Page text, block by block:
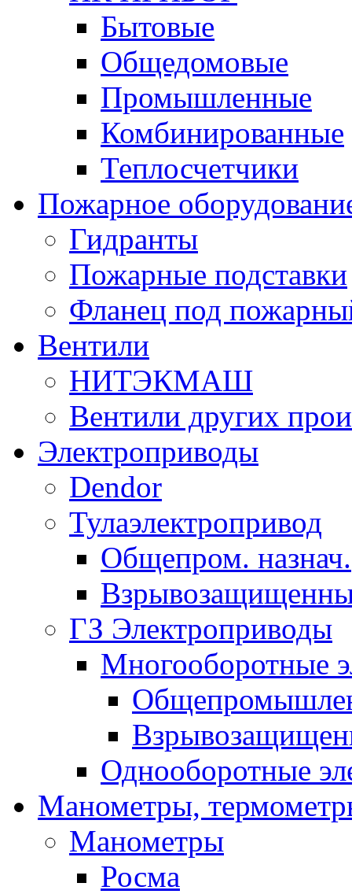
Бытовые
Общедомовые
Промышленные
Комбинированные
Теплосчетчики
Пожарное
Гидранты
Пожарные подставки
Фланец под
Вентили
НИТЭКМАШ
Вентили других
Электроприводы
Dendor
Тулаэлектропривод
Общепром. назнач.
ГЗ Электроприводы
Многооборотные
Однооборотные
Манометры,
Манометры
Росма